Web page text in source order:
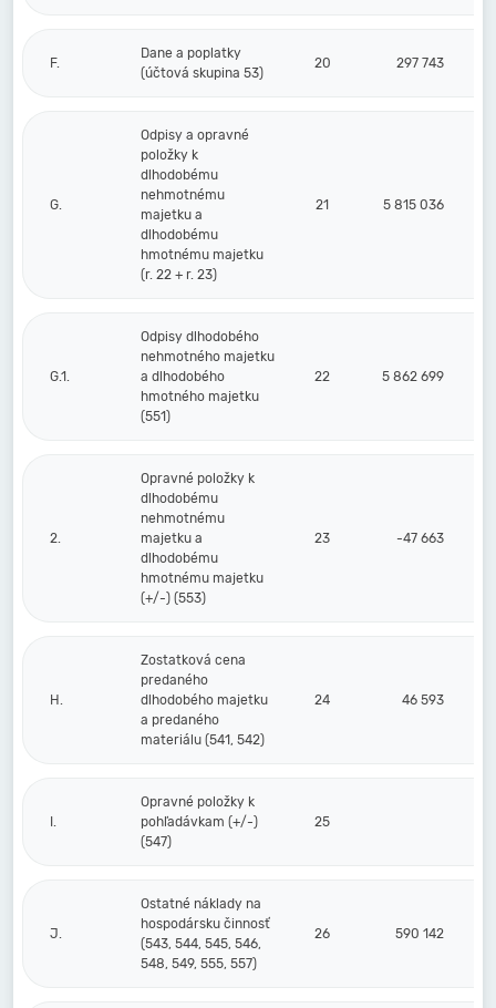
F.
Dane a poplatky
(účtová skupina 53)
20 297 743
G.
Odpisy a opravné
položky k
dlhodobému
nehmotnému
majetku a
dlhodobému
hmotnému majetku
(r. 22 + r. 23)
21 5 815 036
G.1.
Odpisy dlhodobého
nehmotného majetku
a dlhodobého
hmotného majetku
(551)
22 5 862 699
2.
Opravné položky k
dlhodobému
nehmotnému
majetku a
dlhodobému
hmotnému majetku
(+/-) (553)
23 -47 663
H.
Zostatková cena
predaného
dlhodobého majetku
a predaného
materiálu (541, 542)
24 46 593
I.
Opravné položky k
pohľadávkam (+/-)
(547)
25
J.
Ostatné náklady na
hospodársku činnosť
(543, 544, 545, 546,
548, 549, 555, 557)
26 590 142